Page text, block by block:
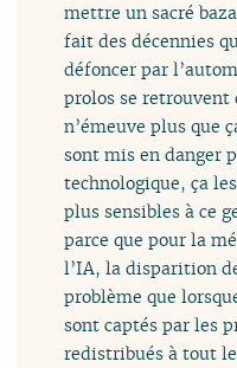
mettre un sacré
fait des décennies
défoncer par
prolos se retrouvent
n’émeuve plus que
sont mis en danger
technologique, ça
plus sensibles à ce
parce que pour la
l’IA, la disparition
problème que
sont captés par les
redistribués à tout